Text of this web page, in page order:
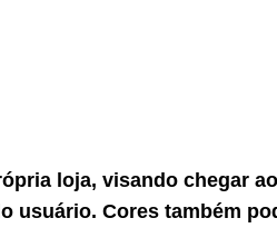
loja, visando chegar
usuário. Cores também